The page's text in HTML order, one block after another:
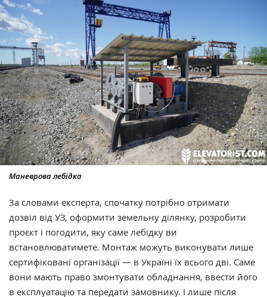
Маневрова лебідка
За словами експерта, спочатку потрібно отримати
дозвіл від УЗ, оформити земельну ділянку, розробити
проєкт і погодити, яку саме лебідку ви
встановлюватимете. Монтаж можуть виконувати лише
сертифіковані організації — в Україні їх всього дві. Саме
вони мають право змонтувати обладнання, ввести його
в експлуатацію та передати замовнику. І лише після